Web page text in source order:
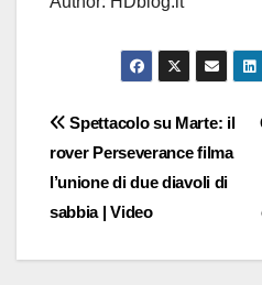
Navigazione
articoli
Spettacolo su Marte: il
rover Perseverance filma
l’unione di due diavoli di
sabbia | Video